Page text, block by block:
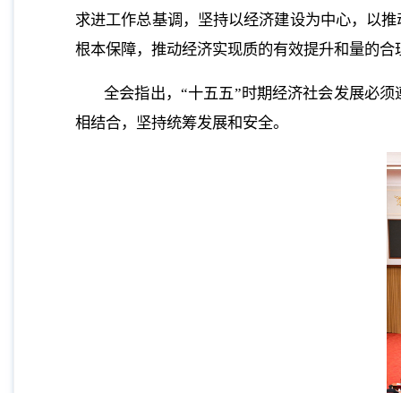
求进工作总基调，坚持以经济建设为中心，以
根本保障，推动经济实现质的有效提升和量的
全会指出，“十五五”时期经济社会发展必
相结合，坚持统筹发展和安全。